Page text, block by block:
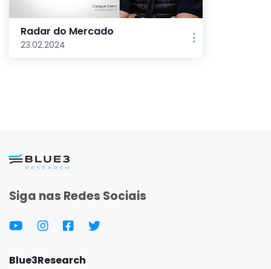
Radar do Mercado
23.02.2024
Siga nas Redes Sociais
Blue3Research